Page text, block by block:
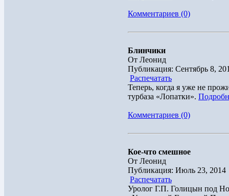
Комментариев (0)
Блинчики
От Леонид
Публикация: Сентябрь 8,
Распечатать
Теперь, когда я уже не
турбаза «Лопатки».
Комментариев (0)
Кое-что смешное
От Леонид
Публикация: Июль 23, 2014
Распечатать
Уролог Г.П. Голицын под